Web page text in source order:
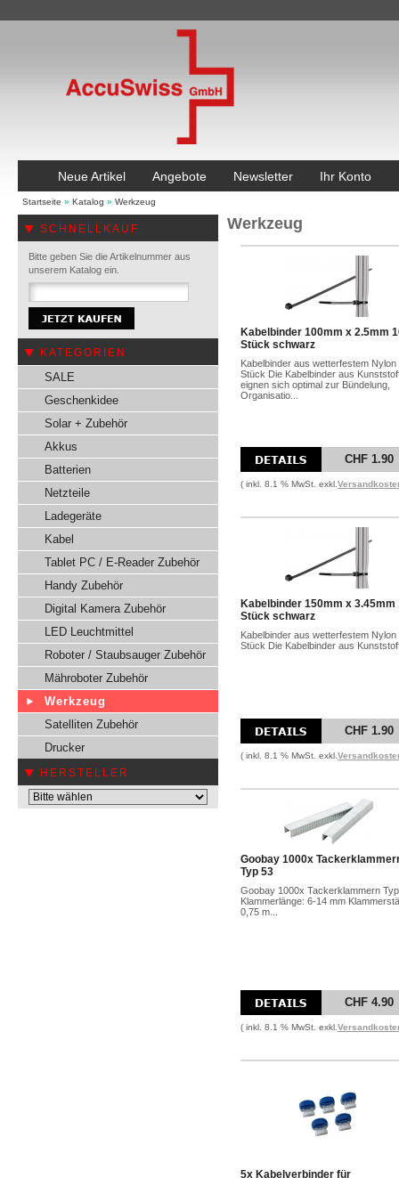
Neue Artikel Angebote Newsletter Ihr Konto
Startseite » Katalog » Werkzeug
SCHNELLKAUF
Bitte geben Sie die Artikelnummer aus
unserem Katalog ein.
KATEGORIEN
SALE
Geschenkidee
Solar + Zubehör
Akkus
Batterien
Netzteile
Ladegeräte
Kabel
Tablet PC / E-Reader Zubehör
Handy Zubehör
Digital Kamera Zubehör
LED Leuchtmittel
Roboter / Staubsauger Zubehör
Mähroboter Zubehör
Werkzeug
Satelliten Zubehör
Drucker
HERSTELLER
Werkzeug
Kabelbinder 100mm x 2.5mm
Stück schwarz
Kabelbinder aus wetterfestem Nylon
Stück Die Kabelbinder aus
eignen sich optimal zur Bündelung,
Organisatio...
CHF 1.90
( inkl. 8.1 % MwSt. exkl.
Kabelbinder 150mm x 3.45mm
Stück schwarz
Kabelbinder aus wetterfestem Nylon
Stück Die Kabelbinder aus
CHF 1.90
( inkl. 8.1 % MwSt. exkl.
Goobay 1000x
Typ 53
Goobay 1000x Tackerklammern
Klammerlänge: 6-14 mm
0,75 m...
CHF 4.90
( inkl. 8.1 % MwSt. exkl.
5x Kabelverbinder für